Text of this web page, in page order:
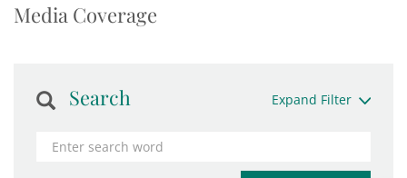
Media Coverage
Search Expand Filter